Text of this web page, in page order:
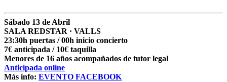
Sábado 13 de Abril
SALA REDSTAR · VALLS
23:30h puertas / 00h inicio concierto
7€ anticipada / 10€ taquilla
Menores de 16 años acompañados de tutor legal
Anticipada online
Más info: EVENTO FACEBOOK